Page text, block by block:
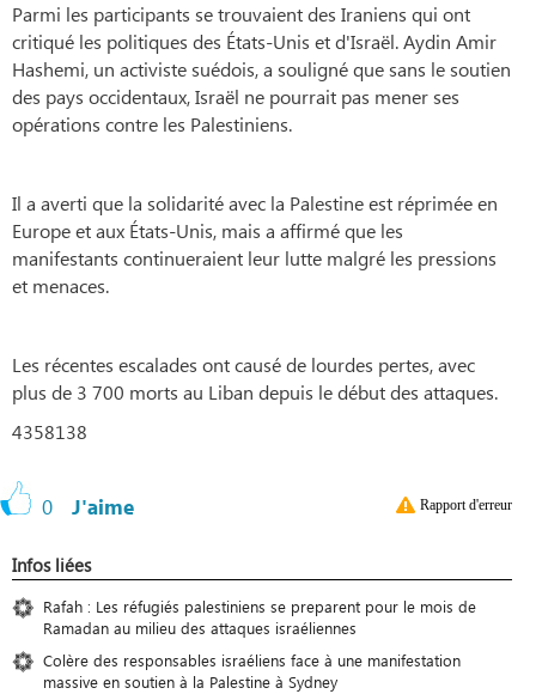
Parmi les participants se trouvaient des Iraniens qui ont
critiqué les politiques des États-Unis et d'Israël. Aydin Amir
Hashemi, un activiste suédois, a souligné que sans le soutien
des pays occidentaux, Israël ne pourrait pas mener ses
opérations contre les Palestiniens.
Il a averti que la solidarité avec la Palestine est réprimée en
Europe et aux États-Unis, mais a affirmé que les
manifestants continueraient leur lutte malgré les pressions
et menaces.
Les récentes escalades ont causé de lourdes pertes, avec
plus de 3 700 morts au Liban depuis le début des attaques.
4358138
0 J'aime Rapport d'erreur
Infos liées
Rafah : Les réfugiés palestiniens se preparent pour le mois de
Ramadan au milieu des attaques israéliennes
Colère des responsables israéliens face à une manifestation
massive en soutien à la Palestine à Sydney